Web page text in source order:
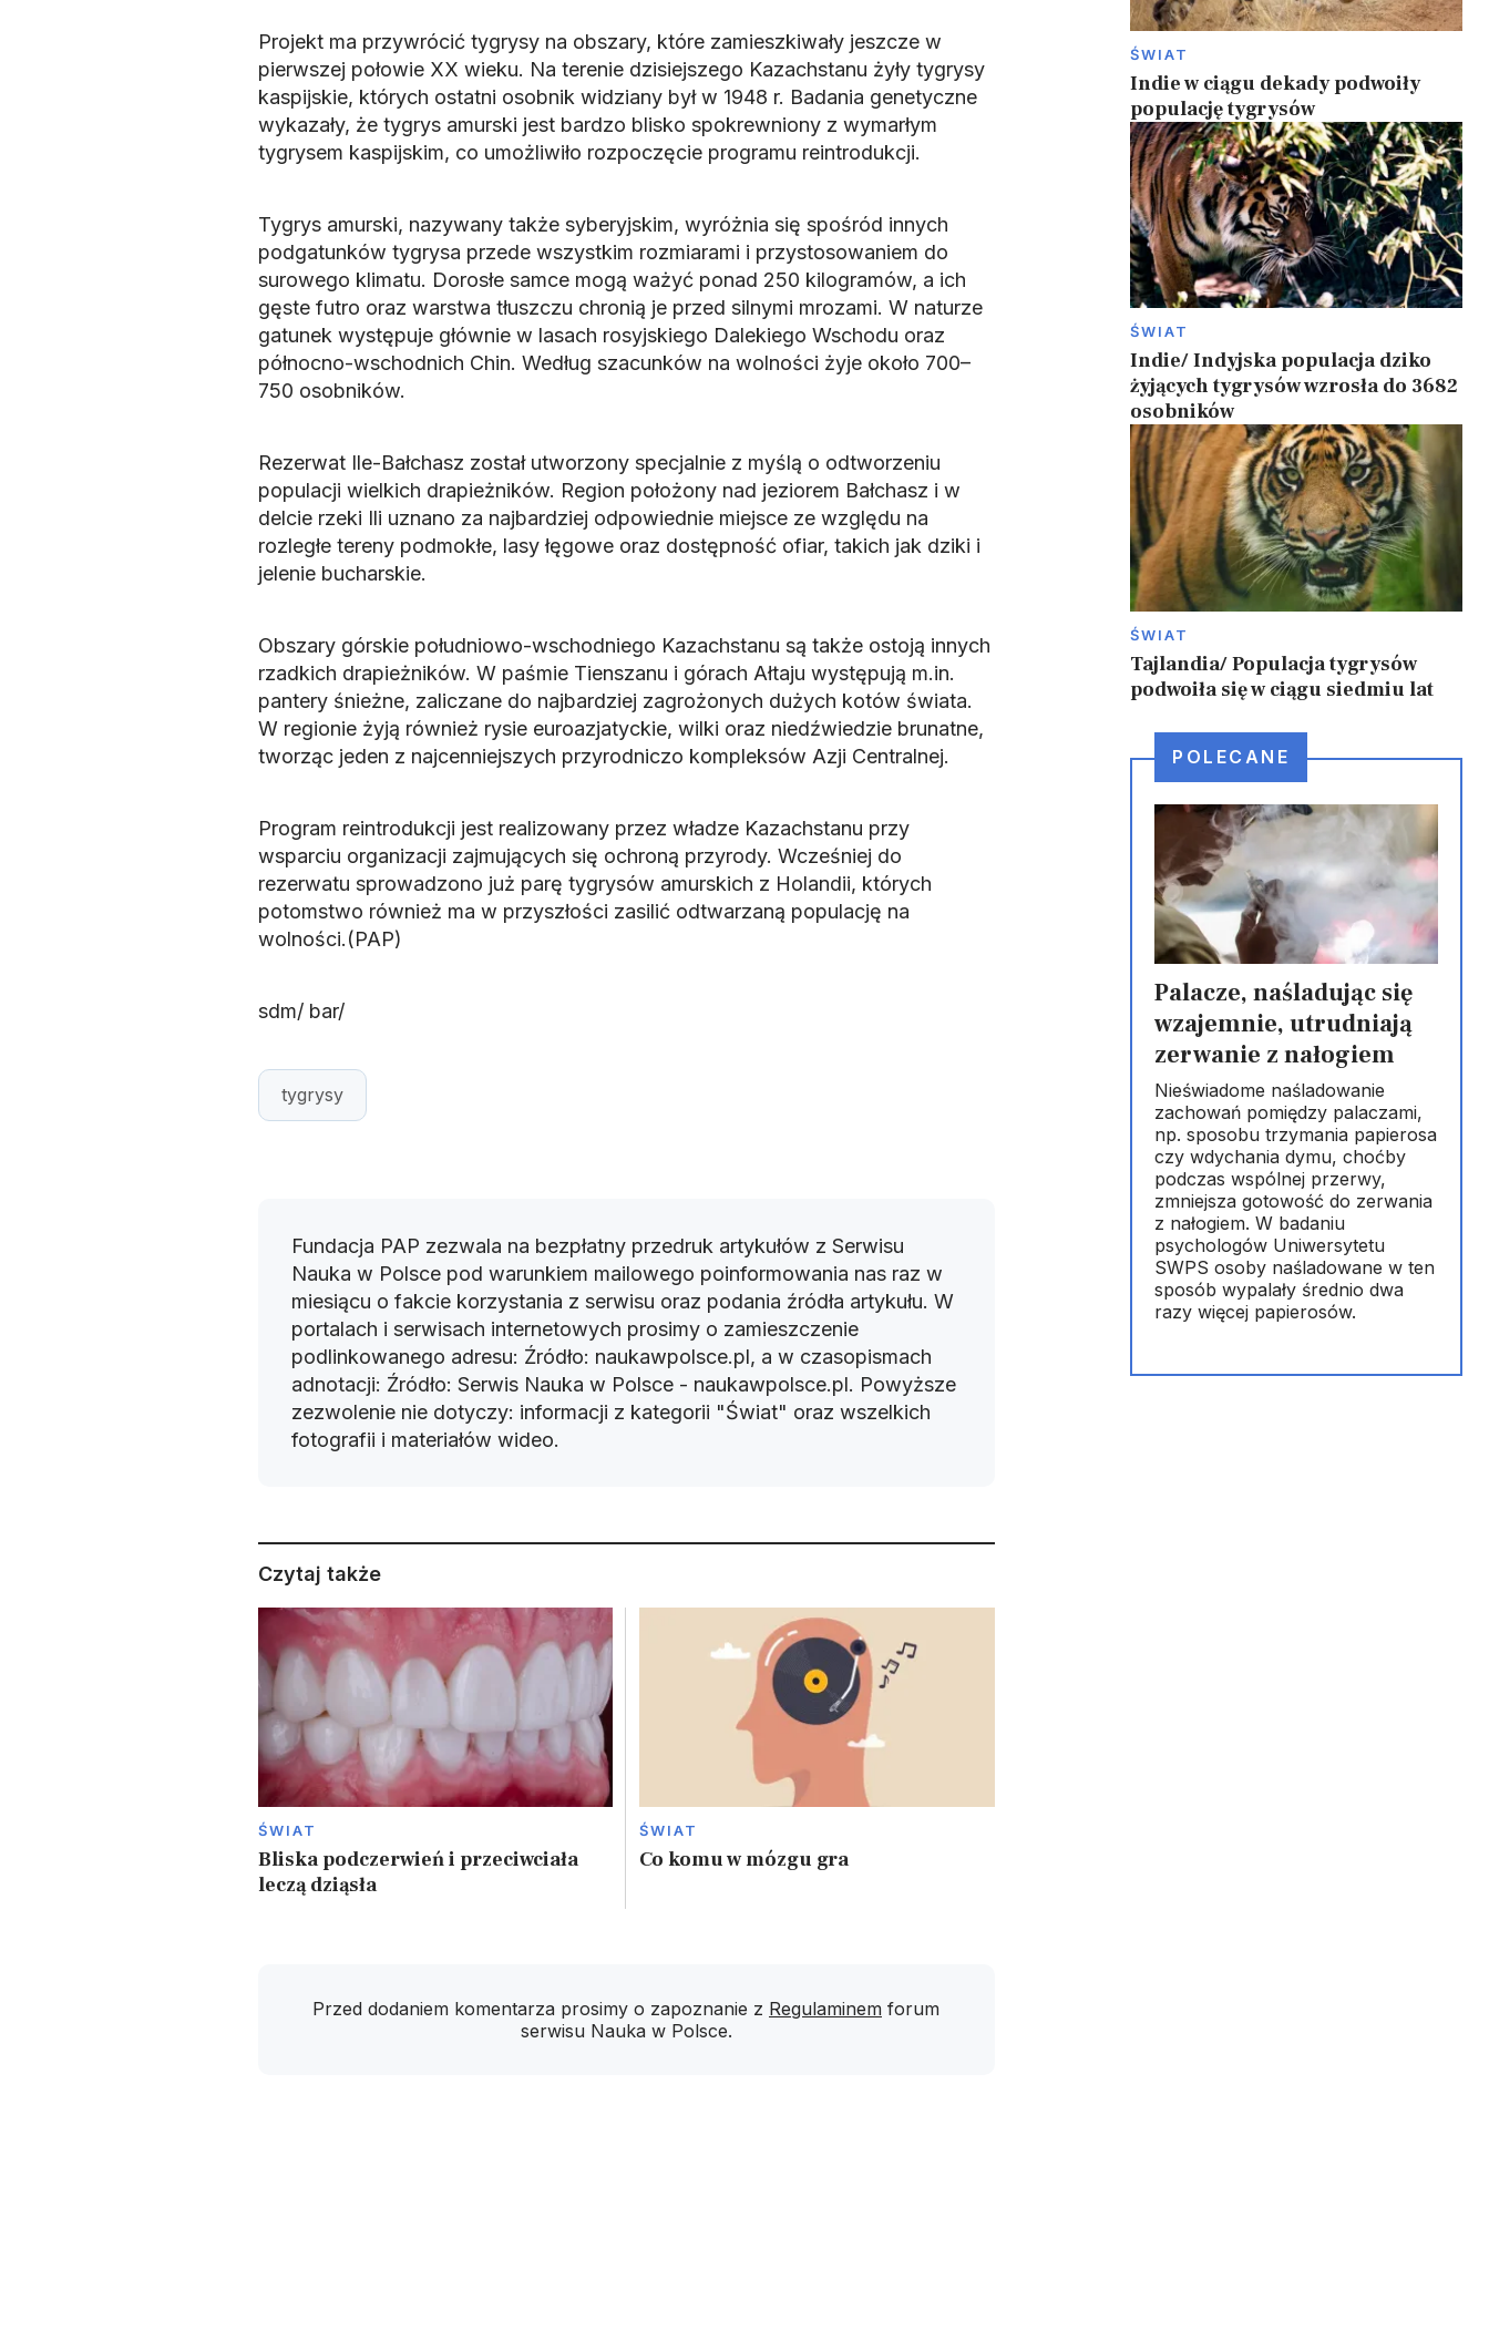
Projekt ma przywrócić tygrysy na obszary, które zamieszkiwały jeszcze w
pierwszej połowie XX wieku. Na terenie dzisiejszego Kazachstanu żyły tygrysy
kaspijskie, których ostatni osobnik widziany był w 1948 r. Badania genetyczne
wykazały, że tygrys amurski jest bardzo blisko spokrewniony z wymarłym
tygrysem kaspijskim, co umożliwiło rozpoczęcie programu reintrodukcji.
Tygrys amurski, nazywany także syberyjskim, wyróżnia się spośród innych
podgatunków tygrysa przede wszystkim rozmiarami i przystosowaniem do
surowego klimatu. Dorosłe samce mogą ważyć ponad 250 kilogramów, a ich
gęste futro oraz warstwa tłuszczu chronią je przed silnymi mrozami. W naturze
gatunek występuje głównie w lasach rosyjskiego Dalekiego Wschodu oraz
północno-wschodnich Chin. Według szacunków na wolności żyje około 700–
750 osobników.
Rezerwat Ile-Bałchasz został utworzony specjalnie z myślą o odtworzeniu
populacji wielkich drapieżników. Region położony nad jeziorem Bałchasz i w
delcie rzeki Ili uznano za najbardziej odpowiednie miejsce ze względu na
rozległe tereny podmokłe, lasy łęgowe oraz dostępność ofiar, takich jak dziki i
jelenie bucharskie.
Obszary górskie południowo-wschodniego Kazachstanu są także ostoją innych
rzadkich drapieżników. W paśmie Tienszanu i górach Ałtaju występują m.in.
pantery śnieżne, zaliczane do najbardziej zagrożonych dużych kotów świata.
W regionie żyją również rysie euroazjatyckie, wilki oraz niedźwiedzie brunatne,
tworząc jeden z najcenniejszych przyrodniczo kompleksów Azji Centralnej.
Program reintrodukcji jest realizowany przez władze Kazachstanu przy
wsparciu organizacji zajmujących się ochroną przyrody. Wcześniej do
rezerwatu sprowadzono już parę tygrysów amurskich z Holandii, których
potomstwo również ma w przyszłości zasilić odtwarzaną populację na
wolności.(PAP)
sdm/ bar/
tygrysy
Fundacja PAP zezwala na bezpłatny przedruk artykułów z Serwisu
Nauka w Polsce pod warunkiem mailowego poinformowania nas raz w
miesiącu o fakcie korzystania z serwisu oraz podania źródła artykułu. W
portalach i serwisach internetowych prosimy o zamieszczenie
podlinkowanego adresu: Źródło: naukawpolsce.pl, a w czasopismach
adnotacji: Źródło: Serwis Nauka w Polsce - naukawpolsce.pl. Powyższe
zezwolenie nie dotyczy: informacji z kategorii "Świat" oraz wszelkich
fotografii i materiałów wideo.
Czytaj także
ŚWIAT
Bliska podczerwień i przeciwciała
leczą dziąsła
ŚWIAT
Co komu w mózgu gra
Przed dodaniem komentarza prosimy o zapoznanie z Regulaminem forum
serwisu Nauka w Polsce.
ŚWIAT
Indie w ciągu dekady podwoiły
populację tygrysów
ŚWIAT
Indie/ Indyjska populacja dziko
żyjących tygrysów wzrosła do 3682
osobników
ŚWIAT
Tajlandia/ Populacja tygrysów
podwoiła się w ciągu siedmiu lat
POLECANE
Palacze, naśladując się
wzajemnie, utrudniają
zerwanie z nałogiem
Nieświadome naśladowanie
zachowań pomiędzy palaczami,
np. sposobu trzymania papierosa
czy wdychania dymu, choćby
podczas wspólnej przerwy,
zmniejsza gotowość do zerwania
z nałogiem. W badaniu
psychologów Uniwersytetu
SWPS osoby naśladowane w ten
sposób wypalały średnio dwa
razy więcej papierosów.